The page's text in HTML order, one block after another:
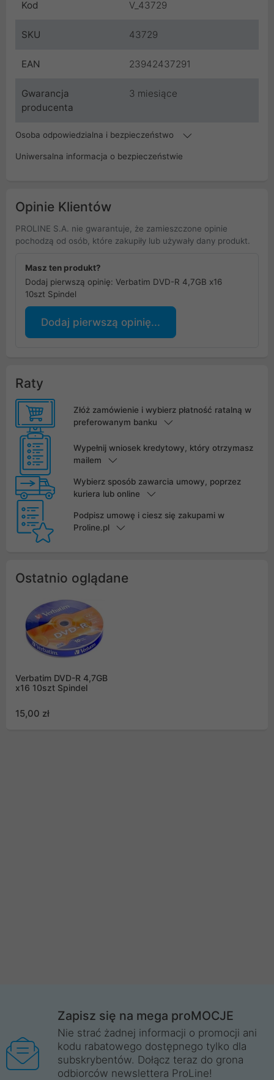
Kod V_43729
SKU 43729
EAN 23942437291
Gwarancja
producenta
3 miesiące
Osoba odpowiedzialna i bezpieczeństwo
Uniwersalna informacja o bezpieczeństwie
Opinie Klientów
PROLINE S.A. nie gwarantuje, że zamieszczone opinie
pochodzą od osób, które zakupiły lub używały dany produkt.
Masz ten produkt?
Dodaj pierwszą opinię: Verbatim DVD-R 4,7GB x16
10szt Spindel
Dodaj pierwszą opinię...
Raty
Złóż zamówienie i wybierz płatność ratalną w
preferowanym banku
Wypełnij wniosek kredytowy, który otrzymasz
mailem
Wybierz sposób zawarcia umowy, poprzez
kuriera lub online
Podpisz umowę i ciesz się zakupami w
Proline.pl
Ostatnio oglądane
Verbatim DVD-R 4,7GB
x16 10szt Spindel
15,00 zł
Zapisz się na mega proMOCJE
Nie strać żadnej informacji o promocji ani
kodu rabatowego dostępnego tylko dla
subskrybentów. Dołącz teraz do grona
odbiorców newslettera ProLine!